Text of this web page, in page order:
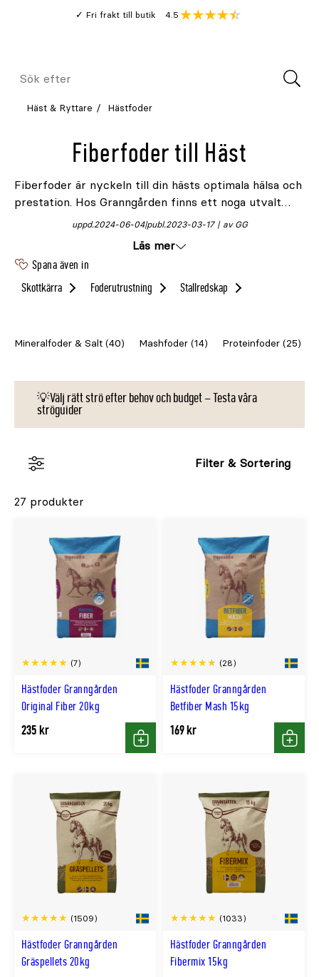
Fri frakt till butik
Genomsnitt
4.5
Meny
Sök
Häst & Ryttare Hästfoder
Fiberfoder till Häst
Fiberfoder är nyckeln till din hästs optimala hälsa och
prestation. Hos Granngården finns ett noga utvalt
sortiment av fiberfoder, anpassade för att möta din
näringsinnehåll och smaklighet för att säkerställa att
din häst får den bästa möjliga kosten. Beroende på
just din hästs unika behov har vi även ett brett
publ.2023-03-17
uppd.2024-06-04 av GG
Läs mer
Spana även in
Skottkärra
Foderutrustning Stallredskap
Mineralfoder & Salt (40) Mashfoder (14) Proteinfoder (25)
💡Välj rätt strö efter behov och budget – Testa våra
ströguider
Filter & Sortering
27 produkter
Hästfoder Granngården
Original Fiber 20kg
(7)
235 kr
Köp
Hästfoder Granngården
Betfiber Mash 15kg
(28)
169 kr
Köp
Hästfoder Granngården
Gräspellets 20kg
(1509)
Hästfoder Granngården
Fibermix 15kg
(1033)